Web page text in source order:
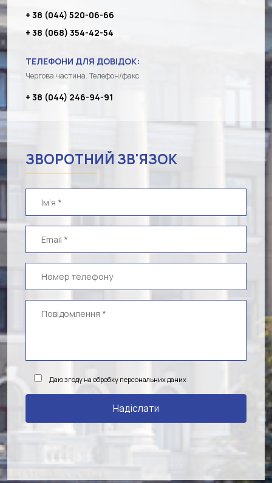
+ 38 (044) 520-06-66
+ 38 (068) 354-42-54
ТЕЛЕФОНИ ДЛЯ ДОВІДОК:
Чергова частина. Телефон/факс
+ 38 (044) 246-94-91
ЗВОРОТНИЙ ЗВ'ЯЗОК
Даю згоду на обробку персональних даних